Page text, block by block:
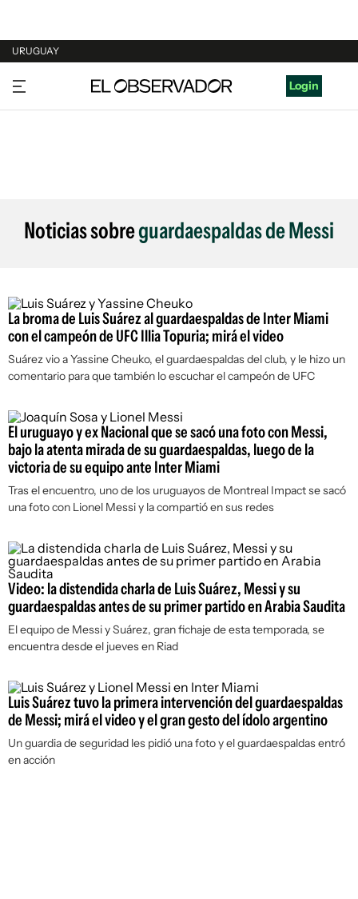
URUGUAY
URUGUAY
ARGENTINA
Login
Noticias sobreguardaespaldas de Messi
La broma de Luis Suárez al guardaespaldas de Inter Miami
con el campeón de UFC Illia Topuria; mirá el video
Suárez vio a Yassine Cheuko, el guardaespaldas del club, y le hizo un
comentario para que también lo escuchar el campeón de UFC
El uruguayo y ex Nacional que se sacó una foto con Messi,
bajo la atenta mirada de su guardaespaldas, luego de la
victoria de su equipo ante Inter Miami
Tras el encuentro, uno de los uruguayos de Montreal Impact se sacó
una foto con Lionel Messi y la compartió en sus redes
Video: la distendida charla de Luis Suárez, Messi y su
guardaespaldas antes de su primer partido en Arabia Saudita
El equipo de Messi y Suárez, gran fichaje de esta temporada, se
encuentra desde el jueves en Riad
Luis Suárez tuvo la primera intervención del guardaespaldas
de Messi; mirá el video y el gran gesto del ídolo argentino
Un guardia de seguridad les pidió una foto y el guardaespaldas entró
en acción